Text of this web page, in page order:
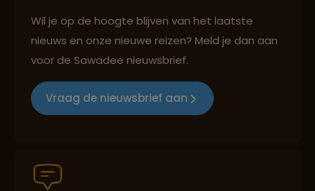
Groepsreizen mét indivuele vrijheid
Wil je op de hoogte blijven van het laatste
nieuws en onze nieuwe reizen? Meld je dan aan
voor de Sawadee nieuwsbrief.
Vraag de nieuwsbrief aan